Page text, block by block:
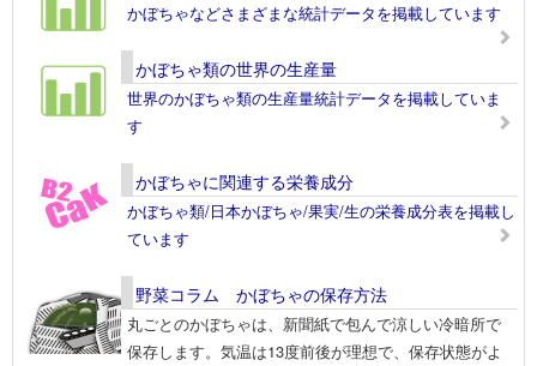
かぼちゃなどさまざまな統計データを掲載しています
かぼちゃ類の世界の生産量
世界のかぼちゃ類の生産量統計データを掲載していま
す
かぼちゃに関連する栄養成分
かぼちゃ類/日本かぼちゃ/果実/生の栄養成分表を掲載し
ています
野菜コラム かぼちゃの保存方法
丸ごとのかぼちゃは、新聞紙で包んで涼しい冷暗所で
保存します。気温は13度前後が理想で、保存状態がよ